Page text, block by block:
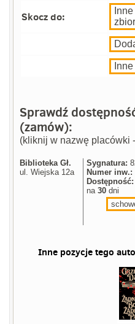
Skocz do:
Sprawdź
(zamów):
(kliknij w nazwę placówki
Biblioteka Gł.
ul. Wiejska 12a
Sygnatura:
Numer inw.:
Dostępność:
na30 dni
Inne pozycje tego